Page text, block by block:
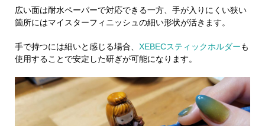
広い面は耐水ペーパーで対応できる一方、手が入りにくい狭い
箇所にはマイスターフィニッシュの細い形状が活きます。
手で持つには細いと感じる場合、 XEBECスティックホルダーも
使用することで安定した研ぎが可能になります。